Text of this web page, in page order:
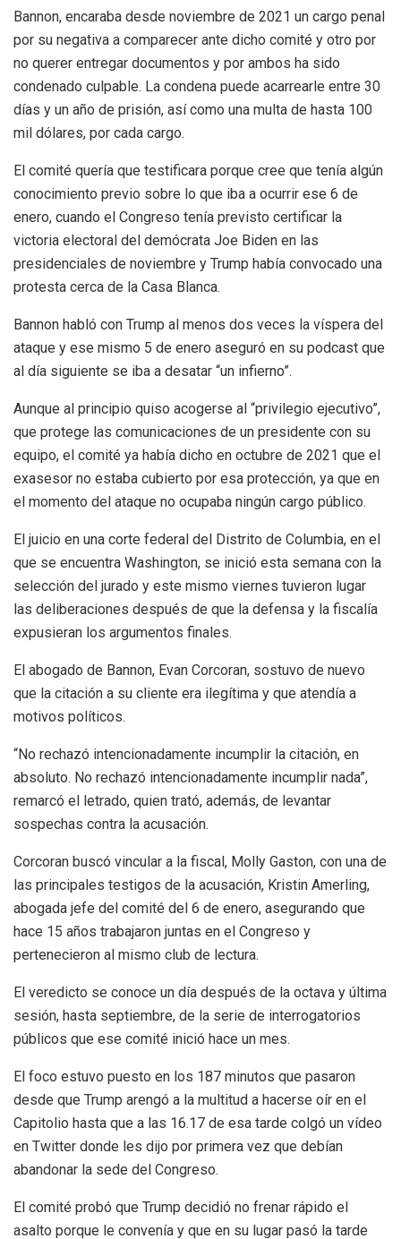
Bannon, encaraba desde noviembre de 2021 un cargo penal
por su negativa a comparecer ante dicho comité y otro por
no querer entregar documentos y por ambos ha sido
condenado culpable. La condena puede acarrearle entre 30
días y un año de prisión, así como una multa de hasta 100
mil dólares, por cada cargo.
El comité quería que testificara porque cree que tenía algún
conocimiento previo sobre lo que iba a ocurrir ese 6 de
enero, cuando el Congreso tenía previsto certificar la
victoria electoral del demócrata Joe Biden en las
presidenciales de noviembre y Trump había convocado una
protesta cerca de la Casa Blanca.
Bannon habló con Trump al menos dos veces la víspera del
ataque y ese mismo 5 de enero aseguró en su podcast que
al día siguiente se iba a desatar “un infierno”.
Aunque al principio quiso acogerse al “privilegio ejecutivo”,
que protege las comunicaciones de un presidente con su
equipo, el comité ya había dicho en octubre de 2021 que el
exasesor no estaba cubierto por esa protección, ya que en
el momento del ataque no ocupaba ningún cargo público.
El juicio en una corte federal del Distrito de Columbia, en el
que se encuentra Washington, se inició esta semana con la
selección del jurado y este mismo viernes tuvieron lugar
las deliberaciones después de que la defensa y la fiscalía
expusieran los argumentos finales.
El abogado de Bannon, Evan Corcoran, sostuvo de nuevo
que la citación a su cliente era ilegítima y que atendía a
motivos políticos.
“No rechazó intencionadamente incumplir la citación, en
absoluto. No rechazó intencionadamente incumplir nada”,
remarcó el letrado, quien trató, además, de levantar
sospechas contra la acusación.
Corcoran buscó vincular a la fiscal, Molly Gaston, con una de
las principales testigos de la acusación, Kristin Amerling,
abogada jefe del comité del 6 de enero, asegurando que
hace 15 años trabajaron juntas en el Congreso y
pertenecieron al mismo club de lectura.
El veredicto se conoce un día después de la octava y última
sesión, hasta septiembre, de la serie de interrogatorios
públicos que ese comité inició hace un mes.
El foco estuvo puesto en los 187 minutos que pasaron
desde que Trump arengó a la multitud a hacerse oír en el
Capitolio hasta que a las 16.17 de esa tarde colgó un vídeo
en Twitter donde les dijo por primera vez que debían
abandonar la sede del Congreso.
El comité probó que Trump decidió no frenar rápido el
asalto porque le convenía y que en su lugar pasó la tarde